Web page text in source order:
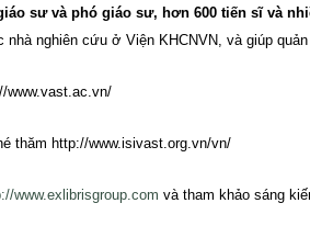
sư và phó giáo sư, hơn 600 tiến sĩ và
nhà nghiên cứu ở Viện KHCNVN, và giúp
www.vast.ac.vn/
thăm http://www.isivast.org.vn/vn/
www.exlibrisgroup.com và tham khảo sáng